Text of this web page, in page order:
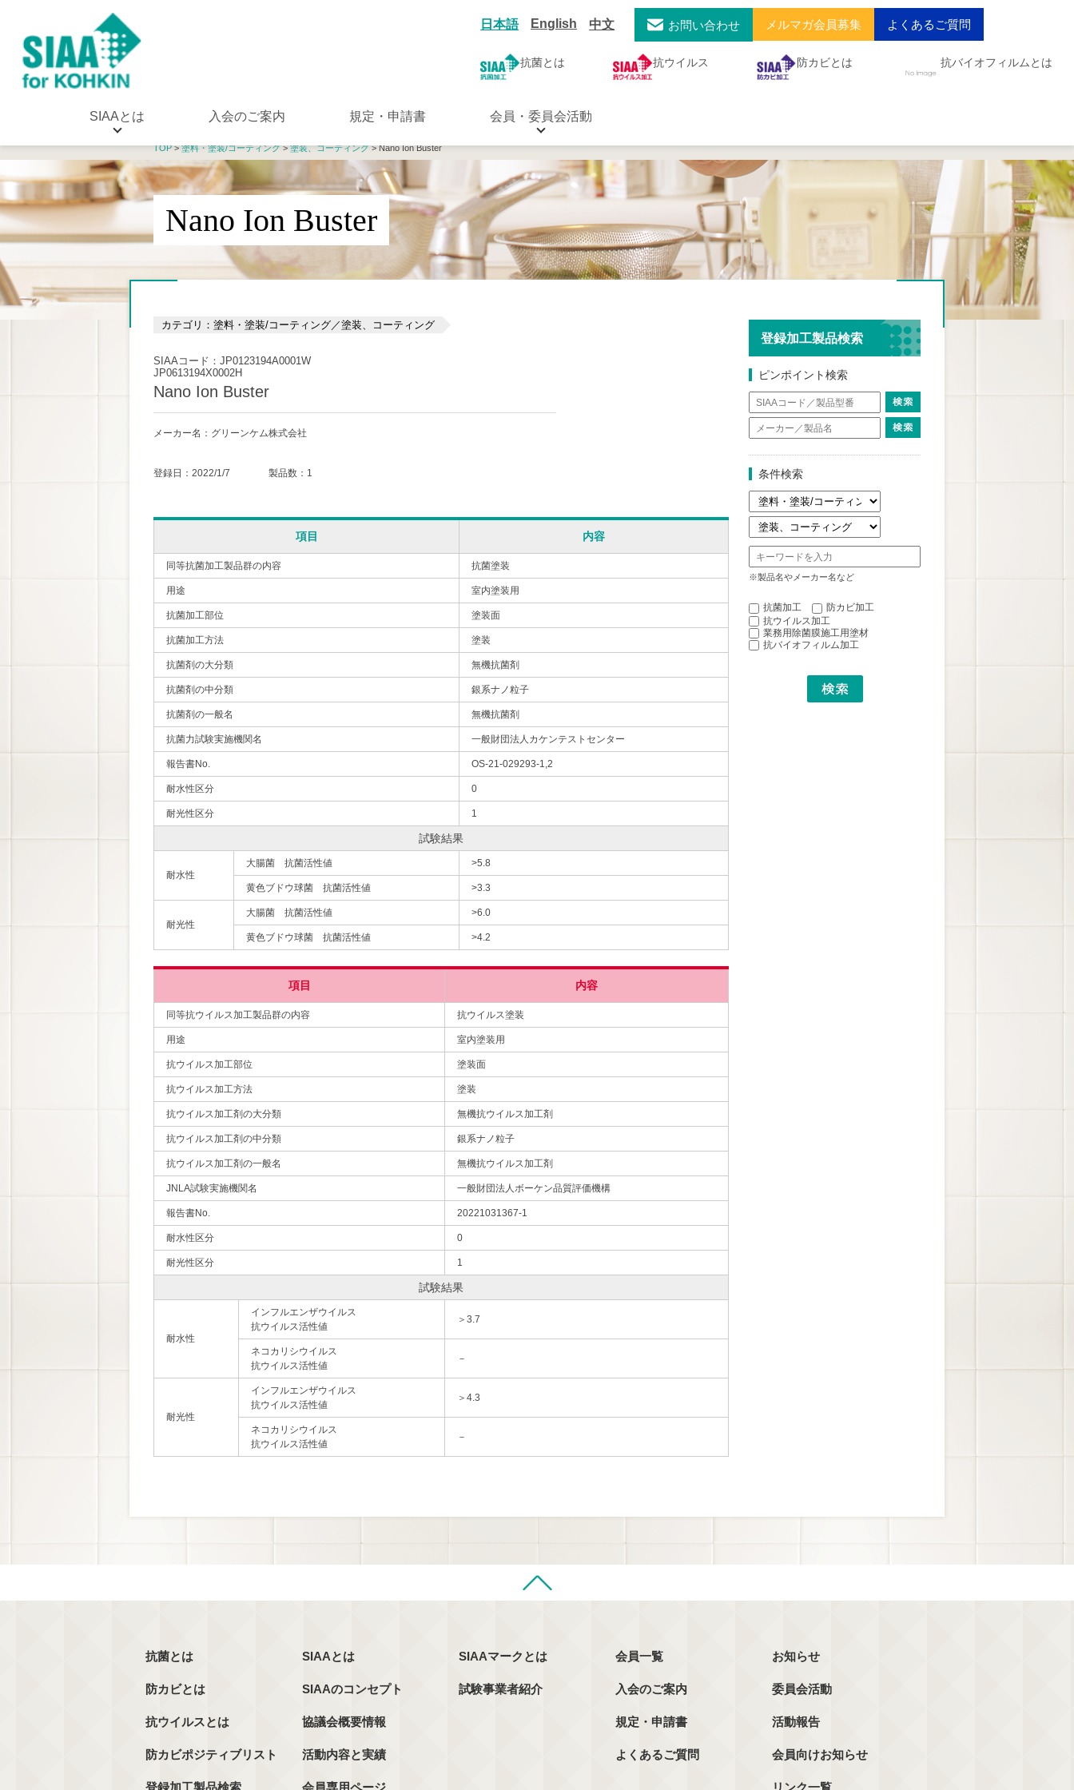
日本語 English 中文 お問い合わせ メルマガ会員募集 よくあるご質問
抗菌とは 抗ウイルス 防カビとは 抗バイオフィルムとは
SIAAとは 入会のご案内 規定・申請書 会員・委員会活動
TOP>塗料・塗装/コーティング>塗装、コーティング> Nano Ion Buster
Nano Ion Buster
カテゴリ：塗料・塗装/コーティング／塗装、コーティング
SIAAコード：JP0123194A0001W
JP0613194X0002H
Nano Ion Buster
メーカー名：グリーンケム株式会社
登録日：2022/1/7 製品数：1
項目 内容
同等抗菌加工製品群の内容 抗菌塗装
用途 室内塗装用
抗菌加工部位 塗装面
抗菌加工方法 塗装
抗菌剤の大分類 無機抗菌剤
抗菌剤の中分類 銀系ナノ粒子
抗菌剤の一般名 無機抗菌剤
抗菌力試験実施機関名 一般財団法人カケンテストセンター
報告書No. OS-21-029293-1,2
耐水性区分 0
耐光性区分 1
試験結果
耐水性
大腸菌 抗菌活性値 >5.8
黄色ブドウ球菌 抗菌活性値 >3.3
耐光性
大腸菌 抗菌活性値 >6.0
黄色ブドウ球菌 抗菌活性値 >4.2
項目 内容
同等抗ウイルス加工製品群の内容 抗ウイルス塗装
用途 室内塗装用
抗ウイルス加工部位 塗装面
抗ウイルス加工方法 塗装
抗ウイルス加工剤の大分類 無機抗ウイルス加工剤
抗ウイルス加工剤の中分類 銀系ナノ粒子
抗ウイルス加工剤の一般名 無機抗ウイルス加工剤
JNLA試験実施機関名 一般財団法人ボーケン品質評価機構
報告書No. 20221031367-1
耐水性区分 0
耐光性区分 1
試験結果
耐水性
インフルエンザウイルス
抗ウイルス活性値
＞3.7
ネコカリシウイルス
抗ウイルス活性値
－
耐光性
インフルエンザウイルス
抗ウイルス活性値
＞4.3
ネコカリシウイルス
抗ウイルス活性値
－
登録加工製品検索
ピンポイント検索
条件検索
※製品名やメーカー名など
抗菌加工
防カビ加工
抗ウイルス加工
業務用除菌膜施工用塗材
抗バイオフィルム加工
抗菌とは
防カビとは
抗ウイルスとは
防カビポジティブリスト
登録加工製品検索
SIAAとは
SIAAのコンセプト
協議会概要情報
活動内容と実績
会員専用ページ
SIAAマークとは
試験事業者紹介
会員一覧
入会のご案内
規定・申請書
よくあるご質問
お知らせ
委員会活動
活動報告
会員向けお知らせ
リンク一覧